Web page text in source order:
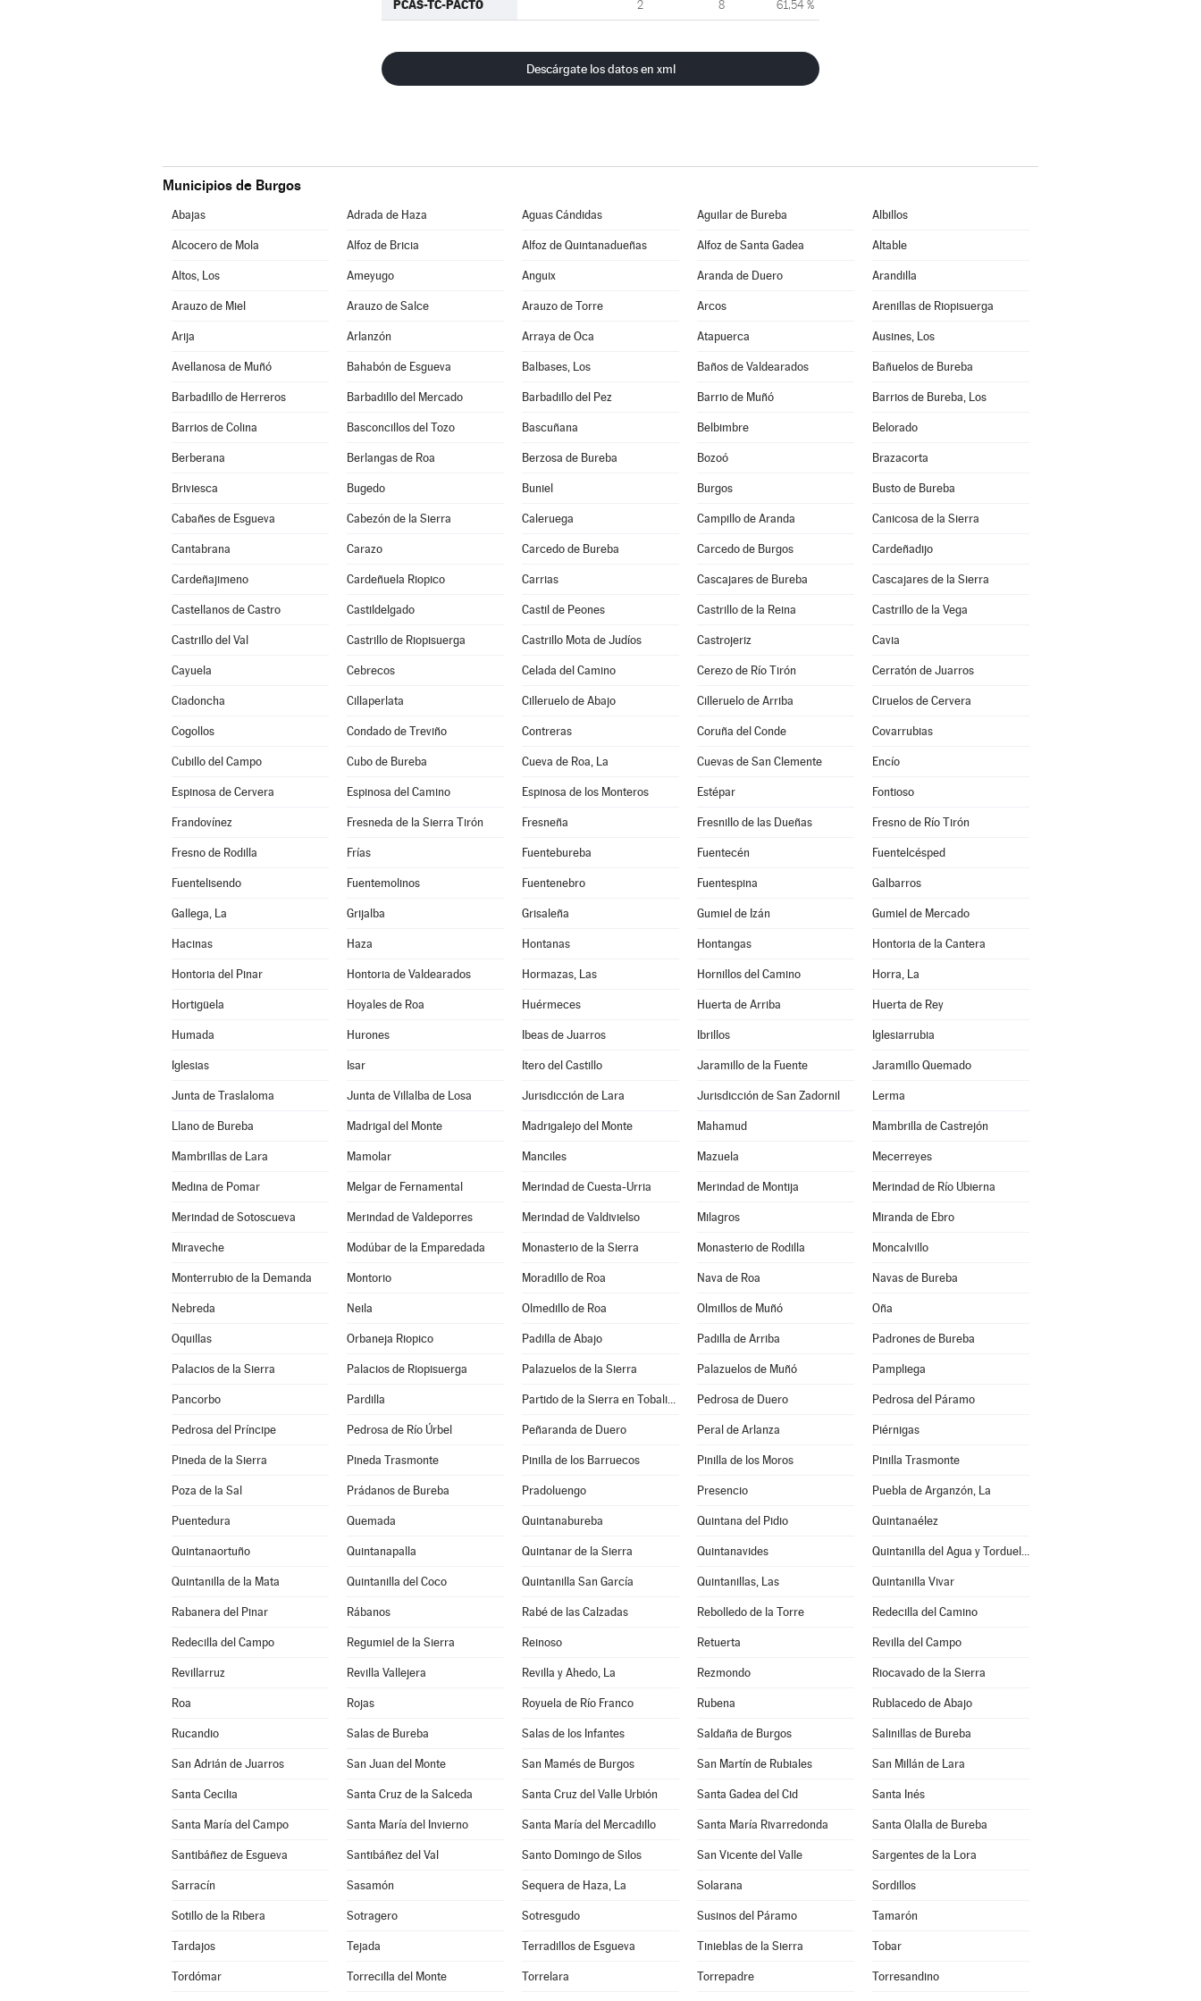
PCAS-TC-PACTO 2 8 61,54 %
Descárgate los datos en xml
Municipios de Burgos
Abajas Adrada de Haza Aguas Cándidas Aguilar de Bureba Albillos
Alcocero de Mola Alfoz de Bricia Alfoz de Quintanadueñas Alfoz de Santa Gadea Altable
Altos, Los Ameyugo Anguix Aranda de Duero Arandilla
Arauzo de Miel Arauzo de Salce Arauzo de Torre Arcos Arenillas de Riopisuerga
Arija Arlanzón Arraya de Oca Atapuerca Ausines, Los
Avellanosa de Muñó Bahabón de Esgueva Balbases, Los Baños de Valdearados Bañuelos de Bureba
Barbadillo de Herreros Barbadillo del Mercado Barbadillo del Pez Barrio de Muñó Barrios de Bureba, Los
Barrios de Colina Basconcillos del Tozo Bascuñana Belbimbre Belorado
Berberana Berlangas de Roa Berzosa de Bureba Bozoó Brazacorta
Briviesca Bugedo Buniel Burgos Busto de Bureba
Cabañes de Esgueva Cabezón de la Sierra Caleruega Campillo de Aranda Canicosa de la Sierra
Cantabrana Carazo Carcedo de Bureba Carcedo de Burgos Cardeñadijo
Cardeñajimeno Cardeñuela Riopico Carrias Cascajares de Bureba Cascajares de la Sierra
Castellanos de Castro Castildelgado Castil de Peones Castrillo de la Reina Castrillo de la Vega
Castrillo del Val Castrillo de Riopisuerga Castrillo Mota de Judíos Castrojeriz Cavia
Cayuela Cebrecos Celada del Camino Cerezo de Río Tirón Cerratón de Juarros
Ciadoncha Cillaperlata Cilleruelo de Abajo Cilleruelo de Arriba Ciruelos de Cervera
Cogollos Condado de Treviño Contreras Coruña del Conde Covarrubias
Cubillo del Campo Cubo de Bureba Cueva de Roa, La Cuevas de San Clemente Encío
Espinosa de Cervera Espinosa del Camino Espinosa de los Monteros Estépar Fontioso
Frandovínez Fresneda de la Sierra Tirón Fresneña Fresnillo de las Dueñas Fresno de Río Tirón
Fresno de Rodilla Frías Fuentebureba Fuentecén Fuentelcésped
Fuentelisendo Fuentemolinos Fuentenebro Fuentespina Galbarros
Gallega, La Grijalba Grisaleña Gumiel de Izán Gumiel de Mercado
Hacinas Haza Hontanas Hontangas Hontoria de la Cantera
Hontoria del Pinar Hontoria de Valdearados Hormazas, Las Hornillos del Camino Horra, La
Hortigüela Hoyales de Roa Huérmeces Huerta de Arriba Huerta de Rey
Humada Hurones Ibeas de Juarros Ibrillos Iglesiarrubia
Iglesias Isar Itero del Castillo Jaramillo de la Fuente Jaramillo Quemado
Junta de Traslaloma Junta de Villalba de Losa Jurisdicción de Lara Jurisdicción de San Zadornil Lerma
Llano de Bureba Madrigal del Monte Madrigalejo del Monte Mahamud Mambrilla de Castrejón
Mambrillas de Lara Mamolar Manciles Mazuela Mecerreyes
Medina de Pomar Melgar de Fernamental Merindad de Cuesta-Urria Merindad de Montija Merindad de Río Ubierna
Merindad de Sotoscueva Merindad de Valdeporres Merindad de Valdivielso Milagros Miranda de Ebro
Miraveche Modúbar de la Emparedada Monasterio de la Sierra Monasterio de Rodilla Moncalvillo
Monterrubio de la Demanda Montorio Moradillo de Roa Nava de Roa Navas de Bureba
Nebreda Neila Olmedillo de Roa Olmillos de Muñó Oña
Oquillas Orbaneja Riopico Padilla de Abajo Padilla de Arriba Padrones de Bureba
Palacios de la Sierra Palacios de Riopisuerga Palazuelos de la Sierra Palazuelos de Muñó Pampliega
Pancorbo Pardilla Partido de la Sierra en Tobalina Pedrosa de Duero Pedrosa del Páramo
Pedrosa del Príncipe Pedrosa de Río Úrbel Peñaranda de Duero Peral de Arlanza Piérnigas
Pineda de la Sierra Pineda Trasmonte Pinilla de los Barruecos Pinilla de los Moros Pinilla Trasmonte
Poza de la Sal Prádanos de Bureba Pradoluengo Presencio Puebla de Arganzón, La
Puentedura Quemada Quintanabureba Quintana del Pidio Quintanaélez
Quintanaortuño Quintanapalla Quintanar de la Sierra Quintanavides Quintanilla del Agua y Tordueles
Quintanilla de la Mata Quintanilla del Coco Quintanilla San García Quintanillas, Las Quintanilla Vivar
Rabanera del Pinar Rábanos Rabé de las Calzadas Rebolledo de la Torre Redecilla del Camino
Redecilla del Campo Regumiel de la Sierra Reinoso Retuerta Revilla del Campo
Revillarruz Revilla Vallejera Revilla y Ahedo, La Rezmondo Riocavado de la Sierra
Roa Rojas Royuela de Río Franco Rubena Rublacedo de Abajo
Rucandio Salas de Bureba Salas de los Infantes Saldaña de Burgos Salinillas de Bureba
San Adrián de Juarros San Juan del Monte San Mamés de Burgos San Martín de Rubiales San Millán de Lara
Santa Cecilia Santa Cruz de la Salceda Santa Cruz del Valle Urbión Santa Gadea del Cid Santa Inés
Santa María del Campo Santa María del Invierno Santa María del Mercadillo Santa María Rivarredonda Santa Olalla de Bureba
Santibáñez de Esgueva Santibáñez del Val Santo Domingo de Silos San Vicente del Valle Sargentes de la Lora
Sarracín Sasamón Sequera de Haza, La Solarana Sordillos
Sotillo de la Ribera Sotragero Sotresgudo Susinos del Páramo Tamarón
Tardajos Tejada Terradillos de Esgueva Tinieblas de la Sierra Tobar
Tordómar Torrecilla del Monte Torrelara Torrepadre Torresandino